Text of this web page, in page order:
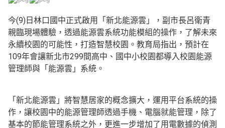
今(9)日林口國中正式啟用「新北能源雲」，副市長呂衛青
親臨現場體驗，透過能源雲系統功能模組的操作，了解未來
永續校園的可能性，打造智慧校園。教育局指出，預計在
109年會讓新北市299間高中、國中小校園都導入校園能源
管理師與「能源雲」系統。
「新北能源雲」將智慧居家的概念擴大，運用平台系統的操
作，讓校園中的能源管理師透過手機、電腦就能管理，除了
基本的節能管理系統之外，更進一步增加了用電數據的偵測